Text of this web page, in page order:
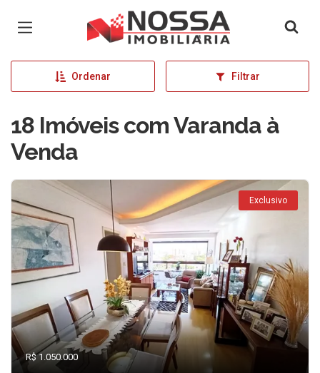
Página inicial
Ordenar Filtrar
18 Imóveis com Varanda à
Venda
Exclusivo
R$ 1.050.000